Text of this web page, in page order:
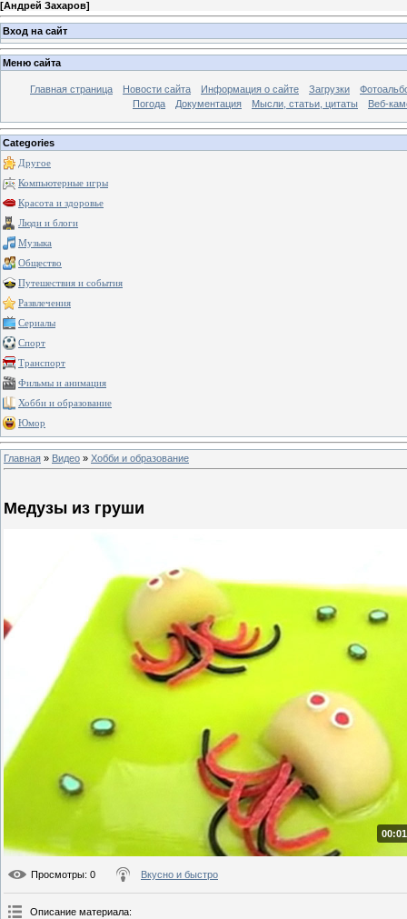
[Андрей Захаров]
Вход на сайт
Меню сайта
Главная страница Новости сайта Информация о сайте Загрузки
Погода
Документация Мысли, статьи, цитаты Веб-
Categories
Другое
Компьютерные игры
Красота и здоровье
Люди и блоги
Музыка
Общество
Путешествия и события
Развлечения
Сериалы
Спорт
Транспорт
Фильмы и анимация
Хобби и образование
Юмор
Главная » Видео » Хобби и образование
Медузы из груши
Просмотры: 0 Вкусно и быстро
Описание материала: